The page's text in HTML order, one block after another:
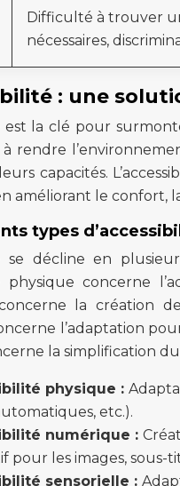
Difficulté à trouver
nécessaires,
: une
est la clé pour
à rendre
capacités.
améliorant le confort,
types
se décline en
physique concerne
la création de
l’adaptation
la simplification
physique :
etc.).
numérique :
pour les images, sous-
sensorielle :